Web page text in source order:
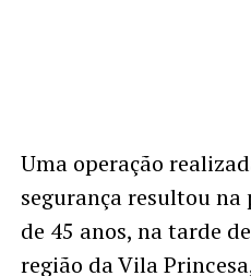
Uma operação
segurança resultou
de 45 anos, na tarde
região da Vila